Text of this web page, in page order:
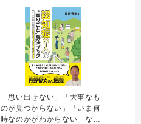
「思い出せない」「大事なも
のが見つからない」「いま何
時なのかがわからない」な